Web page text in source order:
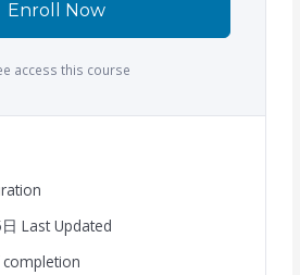
Enroll Now
access this course
Last Updated